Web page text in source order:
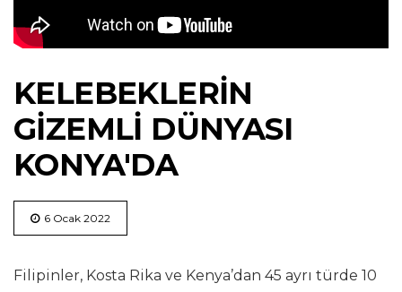
KELEBEKLERIN
GIZEMLI DÜNYASI
KONYA'DA
6 Ocak 2022
Filipinler, Kosta Rika ve Kenya’dan 45 ayrı türde 10